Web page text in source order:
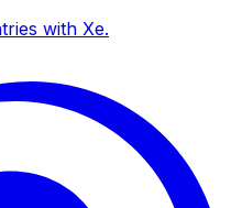
with Xe.